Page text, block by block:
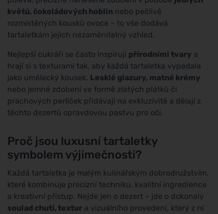
květů, čokoládových hoblin nebo pečlivě
rozmístěných kousků ovoce – to vše dodává
tartaletkám jejich nezaměnitelný vzhled.
Nejlepší cukráři se často inspirují přírodními tvary a
hrají si s texturami tak, aby každá tartaletka vypadala
jako umělecký kousek. Lesklé glazury, matné krémy
nebo jemné zdobení ve formě zlatých plátků či
prachových perliček přidávají na exkluzivitě a dělají z
těchto dezertů opravdovou pastvu pro oči.
Proč jsou luxusní tartaletky
symbolem výjimečnosti?
Každá tartaletka je malým kulinářským dobrodružstvím,
které kombinuje precizní techniku, kvalitní ingredience
a kreativní přístup. Nejde jen o dezert – jde o dokonalý
soulad chutí, textur a vizuálního provedení, který z ní